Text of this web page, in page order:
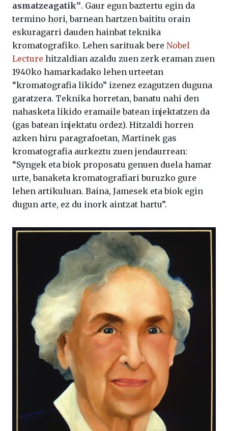
asmatzeagatik”. Gaur egun baztertu egin da
termino hori, barnean hartzen baititu orain
eskuragarri dauden hainbat teknika
kromatografiko. Lehen sarituak bere Nobel
Lecture hitzaldian azaldu zuen zerk eraman zuen
1940ko hamarkadako lehen urteetan
“kromatografia likido” izenez ezagutzen duguna
garatzera. Teknika horretan, banatu nahi den
nahasketa likido eramaile batean injektatzen da
(gas batean injektatu ordez). Hitzaldi horren
azken hiru paragrafoetan, Martinek gas
kromatografia aurkeztu zuen jendaurrean:
“Syngek eta biok proposatu genuen duela hamar
urte, banaketa kromatografiari buruzko gure
lehen artikuluan. Baina, Jamesek eta biok egin
dugun arte, ez du inork aintzat hartu”.